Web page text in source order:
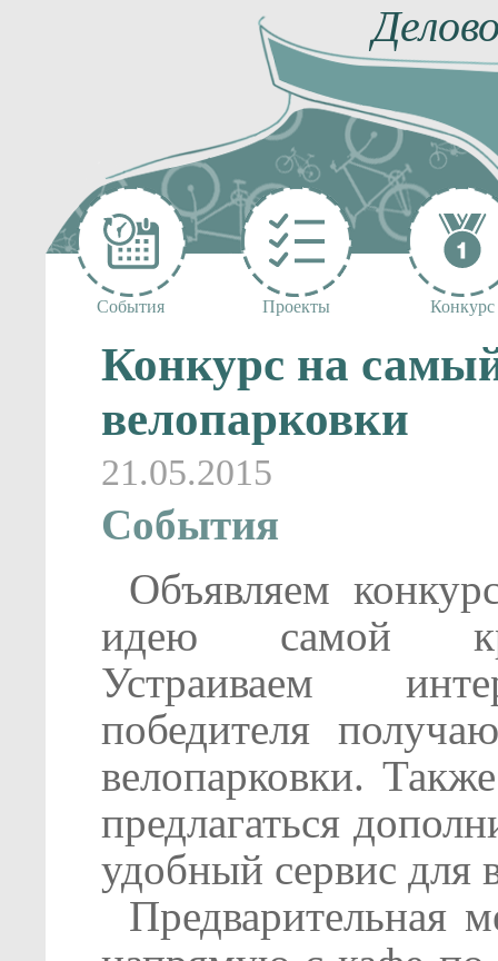
События Проекты Конкурс
Конкурс на
велопарковки
21.05.2015
События
Объявляем
идею самой
Устраиваем
победителя
велопарковки.
предлагаться
удобный сервис для
Предварительная